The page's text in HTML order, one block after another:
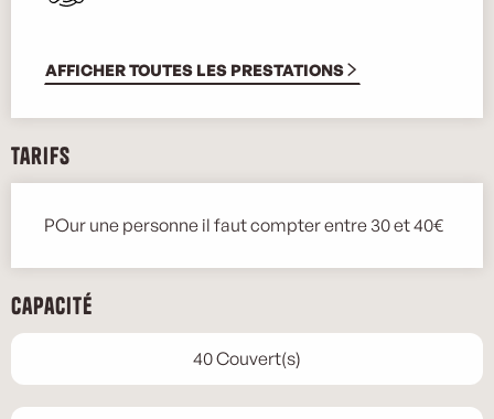
AFFICHER TOUTES LES PRESTATIONS
Tarifs
POur une personne il faut compter entre 30 et 40€
Capacité
40 Couvert(s)